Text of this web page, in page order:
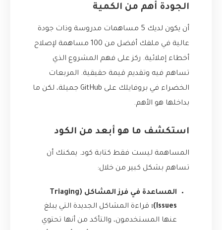
الجودة أهم من الكمية
أن يكون لديك 5 مساهمات مدروسة وذات جودة
عالية في ملفك أفضل من 100 مساهمة لإصلاح
أخطاء إملائية. ركز على فهم المشروع الذي
تساهم فيه وتقديم قيمة حقيقية. المربعات
الخضراء في بروفايلك على GitHub جميلة، لكن ما
بداخلها هو الأهم.
استكشف ما هو أبعد من الكود
المساهمة ليست فقط كتابة كود. يمكنك أن
تساهم بشكل كبير من خلال:
المساعدة في فرز المشاكل (Triaging
Issues):
قراءة المشاكل الجديدة التي يبلغ
عنها المستخدمون، والتأكد من أنها تحتوي